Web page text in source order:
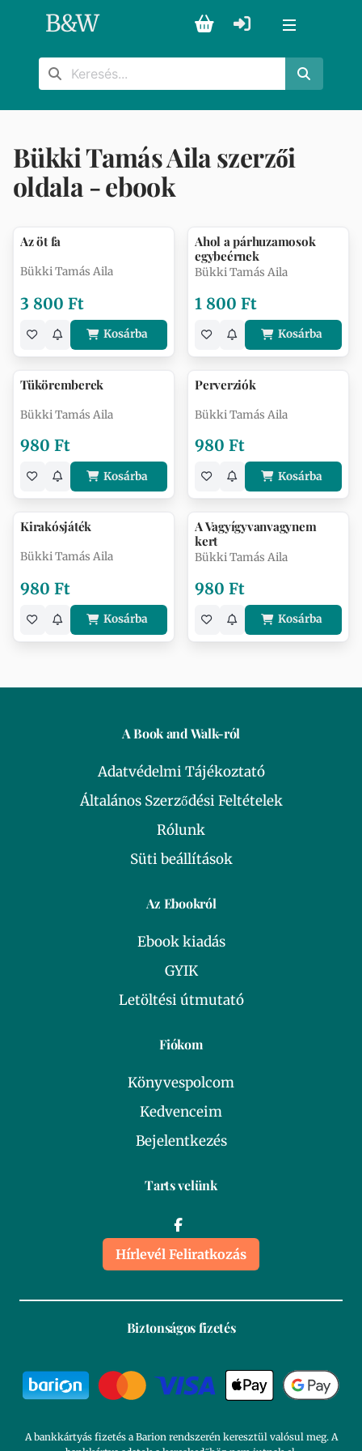
B&W
Bükki Tamás Aila szerzői
oldala - ebook
Az öt fa
Bükki Tamás Aila
3 800 Ft
Kosárba
Ahol a párhuzamosok
egybeérnek
Bükki Tamás Aila
1 800 Ft
Kosárba
Tüköremberek
Bükki Tamás Aila
980 Ft
Kosárba
Perverziók
Bükki Tamás Aila
980 Ft
Kosárba
Kirakósjáték
Bükki Tamás Aila
980 Ft
Kosárba
A Vagyígyvanvagynem
kert
Bükki Tamás Aila
980 Ft
Kosárba
A Book and Walk-ról
Adatvédelmi Tájékoztató
Általános Szerződési Feltételek
Rólunk
Süti beállítások
Az Ebookról
Ebook kiadás
GYIK
Letöltési útmutató
Fiókom
Könyvespolcom
Kedvenceim
Bejelentkezés
Tarts velünk
Hírlevél Feliratkozás
Biztonságos fizetés
A bankkártyás fizetés a Barion rendszerén keresztül valósul meg. A